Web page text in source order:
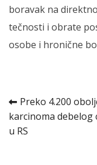
boravak na
tečnosti i obrate
osobe i hronične
Kretanje
članka
Preko 4.200
karcinoma debelog
u RS